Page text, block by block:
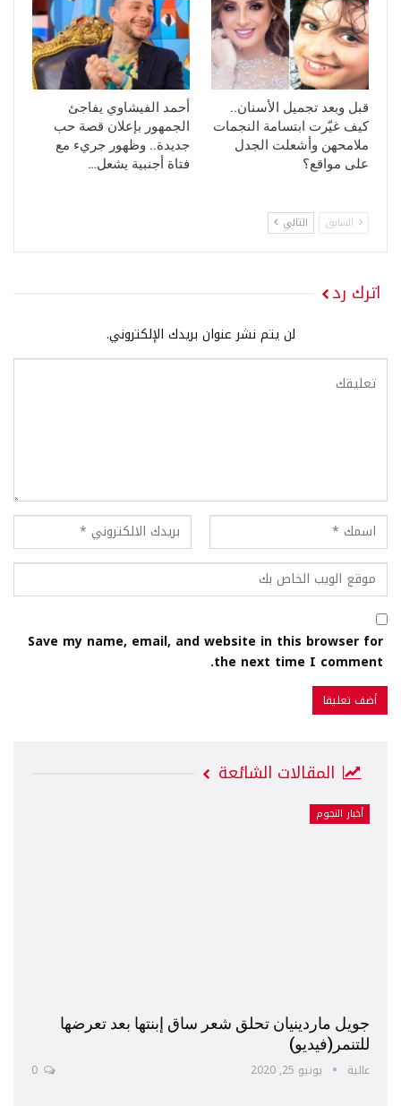
قبل وبعد تجميل الأسنان..
كيف غيّرت ابتسامة النجمات
ملامحهن وأشعلت الجدل
على مواقع؟
أحمد الفيشاوي يفاجئ
الجمهور بإعلان قصة حب
جديدة.. وظهور جريء مع
فتاة أجنبية يشعل…
السابق التالي
اترك رد
لن يتم نشر عنوان بريدك الإلكتروني.
Save my name, email, and website in this browser for
the next time I comment.
المقالات الشائعة
أخبار النجوم
جويل ماردينيان تحلق شعر ساق إبنتها بعد تعرضها
للتنمر(فيديو)
عالية يونيو 25, 2020